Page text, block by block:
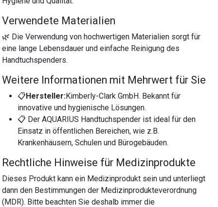
Verwendete Materialien
🌿 Die Verwendung von hochwertigen Materialien sorgt für
eine lange Lebensdauer und einfache Reinigung des
Handtuchspenders.
Weitere Informationen mit Mehrwert für Sie
📋Hersteller:Kimberly-Clark GmbH. Bekannt für
innovative und hygienische Lösungen.
📋 Der AQUARIUS Handtuchspender ist ideal für den
Einsatz in öffentlichen Bereichen, wie z.B.
Krankenhäusern, Schulen und Bürogebäuden.
Rechtliche Hinweise für Medizinprodukte
Dieses Produkt kann ein Medizinprodukt sein und unterliegt
dann den Bestimmungen der Medizinprodukteverordnung
(MDR). Bitte beachten Sie deshalb immer die